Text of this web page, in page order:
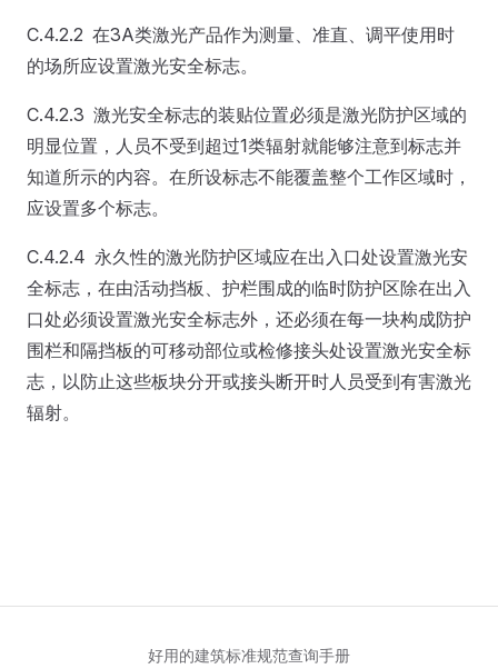
C.4.2.2 在3A类激光产品作为测量、准直、调平使用时
的场所应设置激光安全标志。
C.4.2.3 激光安全标志的装贴位置必须是激光防护区域的
明显位置，人员不受到超过1类辐射就能够注意到标志并
知道所示的内容。在所设标志不能覆盖整个工作区域时，
应设置多个标志。
C.4.2.4 永久性的激光防护区域应在出入口处设置激光安
全标志，在由活动挡板、护栏围成的临时防护区除在出入
口处必须设置激光安全标志外，还必须在每一块构成防护
围栏和隔挡板的可移动部位或检修接头处设置激光安全标
志，以防止这些板块分开或接头断开时人员受到有害激光
辐射。
好用的建筑标准规范查询手册